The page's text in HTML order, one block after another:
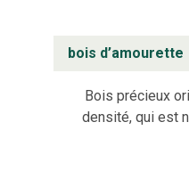
bois d’amourette
Bois précieux
densité, qui est